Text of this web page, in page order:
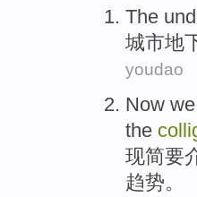
The
城市地
youdao
Now we
the
现简要
趋势。